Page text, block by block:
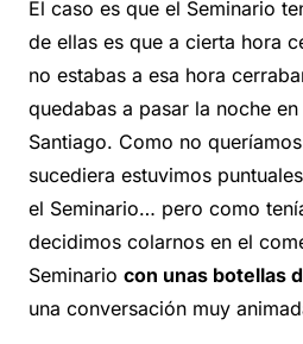
El caso es que el Seminario
de ellas es que a cierta hora
no estabas a esa hora
quedabas a pasar la noche
Santiago. Como no
sucediera estuvimos
el Seminario… pero como
decidimos colarnos en el
Seminario con unas botellas
una conversación muy